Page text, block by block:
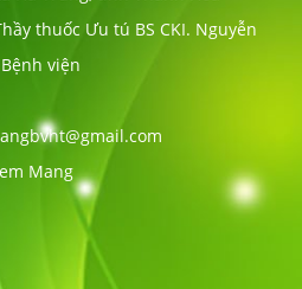
thuốc Ưu tú BS CKI. Nguyễn
viện